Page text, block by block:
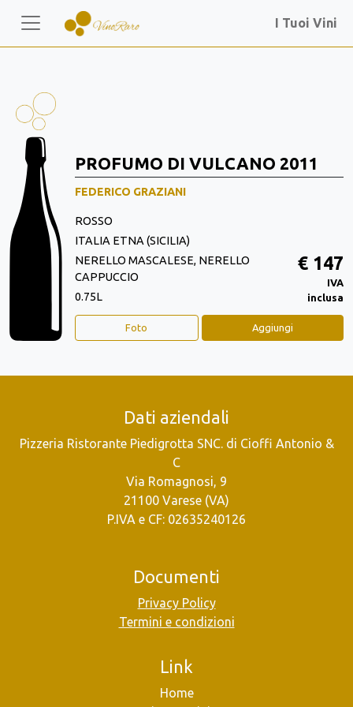
I Tuoi Vini
PROFUMO DI VULCANO 2011
FEDERICO GRAZIANI
ROSSO
ITALIA ETNA (SICILIA)
NERELLO MASCALESE, NERELLO
CAPPUCCIO
0.75L
€ 147
IVA
inclusa
Foto Aggiungi
Dati aziendali
Pizzeria Ristorante Piedigrotta SNC. di Cioffi Antonio &
C
Via Romagnosi, 9
21100 Varese (VA)
P.IVA e CF: 02635240126
Documenti
Privacy Policy
Termini e condizioni
Link
Home